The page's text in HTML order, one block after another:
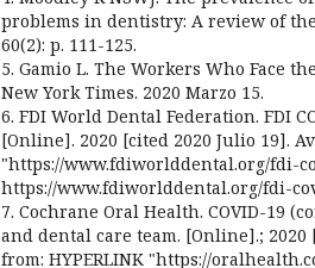
problems in dentistry: A review of
60(2): p. 111-125.
5. Gamio L. The Workers Who Face
New York Times. 2020 Marzo 15.
6. FDI World Dental Federation. FDI
[Online]. 2020 [cited 2020 Julio 19].
"https://www.fdiworlddental.org/fdi-
https://www.fdiworlddental.org/fdi-
7. Cochrane Oral Health. COVID-19
and dental care team. [Online].; 2020
from: HYPERLINK "https://